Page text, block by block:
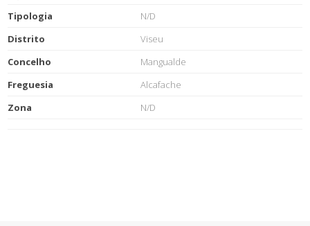
Tipologia
N/D
Distrito
Viseu
Concelho
Mangualde
Freguesia
Alcafache
Zona
N/D